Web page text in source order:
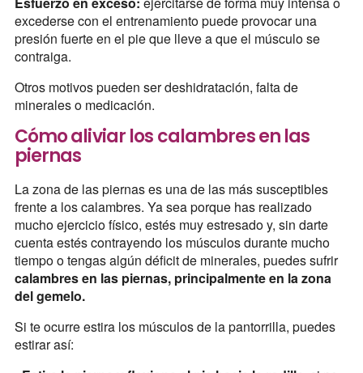
excederse con el entrenamiento puede provocar una
presión fuerte en el pie que lleve a que el músculo se
contraiga.
Otros motivos pueden ser deshidratación, falta de
minerales o medicación.
Cómo aliviar los calambres en las
piernas
La zona de las piernas es una de las más susceptibles
frente a los calambres. Ya sea porque has realizado
mucho ejercicio físico, estés muy estresado y, sin darte
cuenta estés contrayendo los músculos durante mucho
tiempo o tengas algún déficit de minerales, puedes sufrir
calambres en las piernas, principalmente en la zona
del gemelo.
Si te ocurre estira los músculos de la pantorrilla, puedes
estirar así: